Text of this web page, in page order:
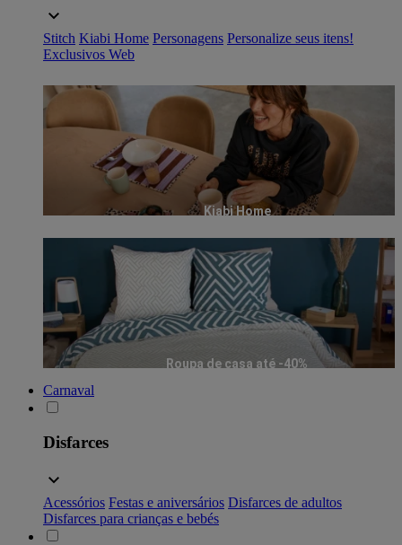
Stitch Kiabi Home Personagens Personalize seus itens!
Exclusivos Web
Kiabi Home
Roupa de casa até -40%
Carnaval
Disfarces
Acessórios Festas e aniversários Disfarces de adultos
Disfarces para crianças e bebés